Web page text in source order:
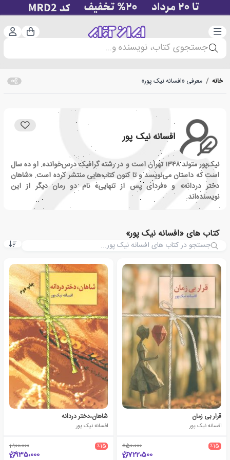
دسته‌بندی سبد
جستجوی کتاب، نویسنده و...
خانه / معرفی «افسانه نیک پور»
افسانه نیک پور
نیک‌پور متولد ۱۳۴۸ تهران است و در رشته گرافیک درس‌خوانده. او ده سال
است که داستان می‌نویسد و تا کنون کتاب‌هایی منتشر کرده است. «شاهان
دختر دردانه» و «فردای پس از تنهایی» نام دو رمان دیگر از این
نویسنده‌اند.
کتاب های «افسانه نیک پور»
قرار بی زمان
افسانه نیک پور
٪15 850،000
722،500
شاهان،دختر دردانه
افسانه نیک پور
٪15 1،100،000
935،000